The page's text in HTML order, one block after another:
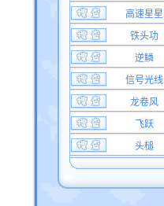
高速星星
铁头功
逆鳞
信号光线
龙卷风
飞跃
头槌